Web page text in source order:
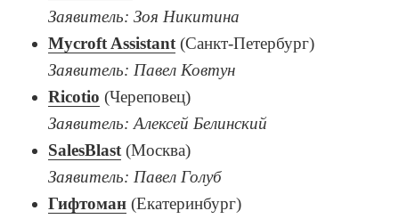
Заявитель: Зоя Никитина
Mycroft Assistant (Санкт-Петербург)
Заявитель: Павел Ковтун
Ricotio (Череповец)
Заявитель: Алексей Белинский
SalesBlast (Москва)
Заявитель: Павел Голуб
Гифтоман (Екатеринбург)